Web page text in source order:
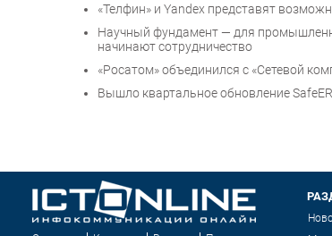
«Телфин» и Yandex представят
Научный фундамент — для
начинают сотрудничество
«Росатом» объединился с «Сетевой
Вышло квартальное обновление